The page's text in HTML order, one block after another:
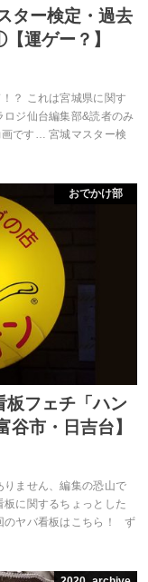
ター検定・過去
運ゲー？】
？ これは宮城県に関す
ジ仙台編集部&読者のみ
です… 宮城マスター検
おでかけ部
板フェチ「ハン
谷市・日吉台】
ません、編集の恐山で
に関するちょっとした
のヤバ看板はこちら！ ず